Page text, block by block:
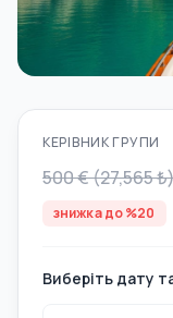
КЕРІВНИК ГРУПИ
500 € (27,565
знижка до %20
Виберіть дату